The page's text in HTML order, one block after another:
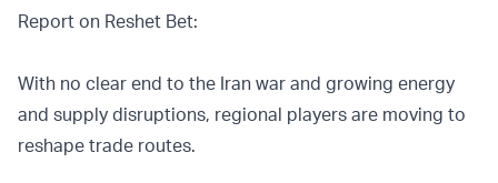
Report on Reshet Bet:
With no clear end to the Iran war and growing energy
and supply disruptions, regional players are moving to
reshape trade routes.